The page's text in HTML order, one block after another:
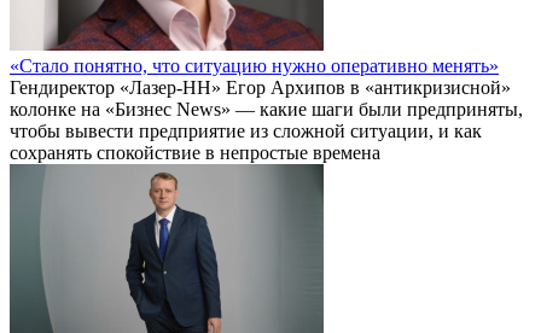
«Стало понятно, что ситуацию нужно оперативно менять»
Гендиректор «Лазер-НН» Егор Архипов в «антикризисной»
колонке на «Бизнес News» — какие шаги были предприняты,
чтобы вывести предприятие из сложной ситуации, и как
сохранять спокойствие в непростые времена